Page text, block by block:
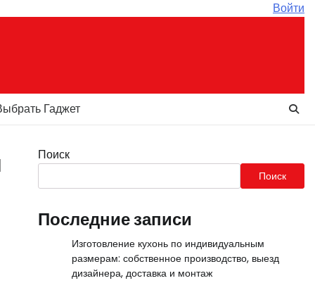
Войти
Гаджет
Поиск
Поиск
Последние записи
Изготовление кухонь по индивидуальным
размерам: собственное производство, выезд
дизайнера, доставка и монтаж